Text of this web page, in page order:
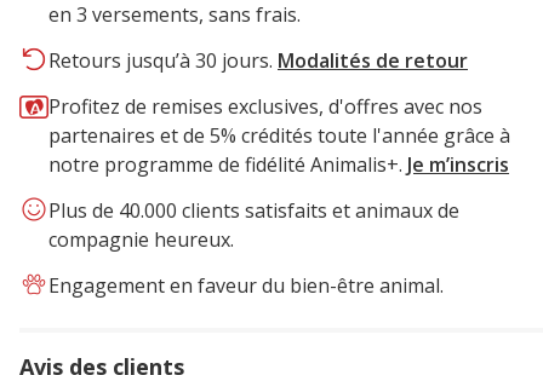
en 3 versements, sans frais.
Retours jusqu’à 30 jours. Modalités de retour
Profitez de remises exclusives, d'offres avec nos
partenaires et de 5% crédités toute l'année grâce à
notre programme de fidélité Animalis+. Je m’inscris
Plus de 40.000 clients satisfaits et animaux de
compagnie heureux.
Engagement en faveur du bien-être animal.
Avis des clients